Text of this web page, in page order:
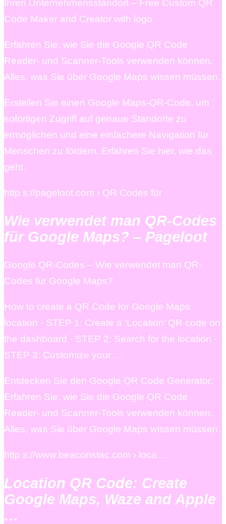
Ihren Unternehmensstandort – Free Custom QR
Code Maker and Creator with logo
Erfahren Sie, wie Sie die Google QR Code
Reader- und Scanner-Tools verwenden können.
Alles, was Sie über Google Maps wissen müssen.
Erstellen Sie einen Google Maps-QR-Code, um
sofortigen Zugriff auf genaue Standorte zu
ermöglichen und eine einfachere Navigation für
Menschen zu fördern. Erfahren Sie hier, wie das
geht.
http s://pageloot.com › QR Codes für
Wie verwendet man QR-Codes
für Google Maps? – Pageloot
Google QR-Codes – Wie verwendet man QR-
Codes für Google Maps?
How to create a QR Code for Google Maps
location · STEP 1: Create a ‘Location’ QR code on
the dashboard · STEP 2: Search for the location ·
STEP 3: Customize your …
Entdecken Sie den Google QR Code Generator.
Erfahren Sie, wie Sie die Google QR Code
Reader- und Scanner-Tools verwenden können.
Alles, was Sie über Google Maps wissen müssen.
http s://www.beaconstac.com › loca…
Location QR Code: Create
Google Maps, Waze and Apple
…